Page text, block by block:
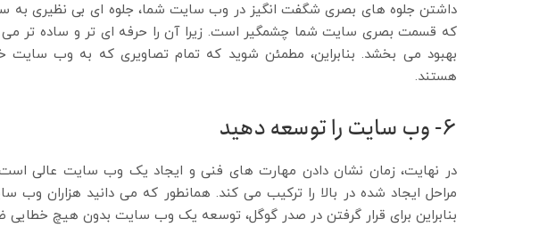
داشتن جلوه های بصری شگفت انگیز در وب سایت شما، جلوه ای بی نظیری به
که قسمت بصری سایت شما چشمگیر است. زیرا آن را حرفه ای تر و ساده تر می
بهبود می بخشد. بنابراین، مطمئن شوید که تمام تصاویری که به وب
هستند.
6- وب سایت را توسعه دهید
در نهایت، زمان نشان دادن مهارت های فنی و ایجاد یک وب سایت عالی
مراحل ایجاد شده در بالا را ترکیب می کند. همانطور که می دانید هزاران
بنابراین برای قرار گرفتن در صدر گوگل، توسعه یک وب سایت بدون هیچ